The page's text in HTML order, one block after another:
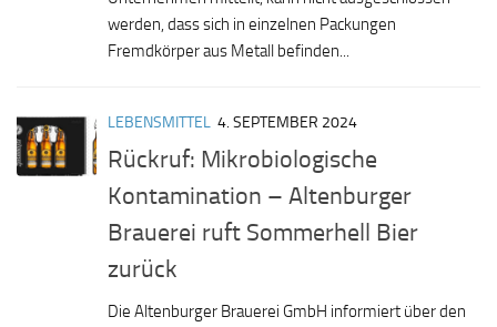
werden, dass sich in einzelnen Packungen
Fremdkörper aus Metall befinden...
LEBENSMITTEL 4. SEPTEMBER 2024
Rückruf: Mikrobiologische
Kontamination – Altenburger
Brauerei ruft Sommerhell Bier
zurück
Die Altenburger Brauerei GmbH informiert über den